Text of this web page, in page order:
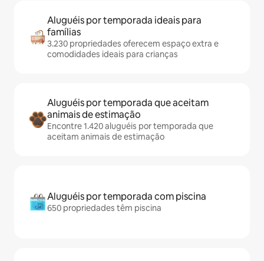
Aluguéis por temporada ideais para
famílias
3.230 propriedades oferecem espaço extra e
comodidades ideais para crianças
Aluguéis por temporada que aceitam
animais de estimação
Encontre 1.420 aluguéis por temporada que
aceitam animais de estimação
Aluguéis por temporada com piscina
650 propriedades têm piscina